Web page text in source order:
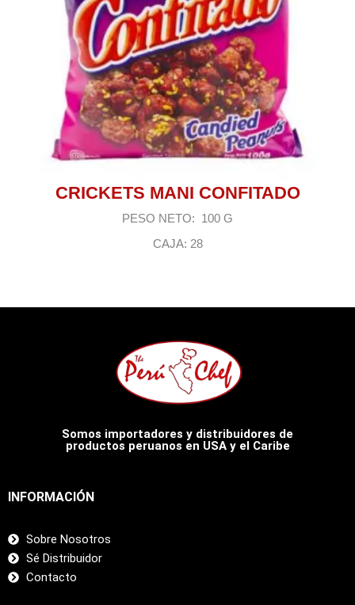
CRICKETS MANI CONFITADO
PESO NETO: 100 G
CAJA: 28
Somos importadores y distribuidores de
productos peruanos en USA y el Caribe
INFORMACIÓN
Sobre Nosotros
Sé Distribuidor
Contacto